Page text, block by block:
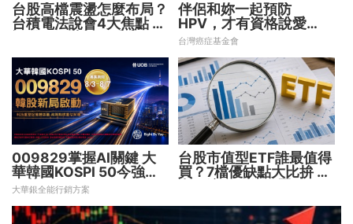
台股高檔震盪怎麼布局？
台積電法說會4大焦點 AI
伴侶和妳一起預防
HPV，才有資格說愛
妳！
台灣癌症基金會
009829掌握AI關鍵 大
華韓國KOSPI 50今強勢
開募
大華銀全能行銷方案
台股市值型ETF誰最值得
買？7檔優缺點大比拚 找